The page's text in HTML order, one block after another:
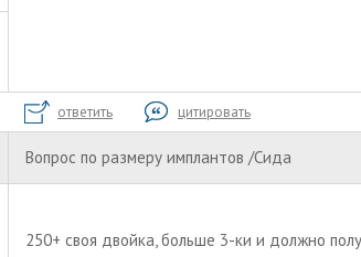
ответить цитировать
Вопрос по размеру имплантов /Сида
250+ своя двойка, больше 3-ки и должно